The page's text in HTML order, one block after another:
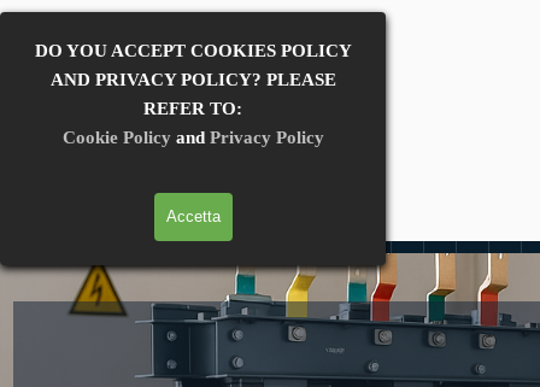
DO YOU ACCEPT COOKIES POLICY
AND PRIVACY POLICY? PLEASE
REFER TO:
Cookie Policyand Privacy Policy
Accetta
Vai ai contenuti
Cookies policy